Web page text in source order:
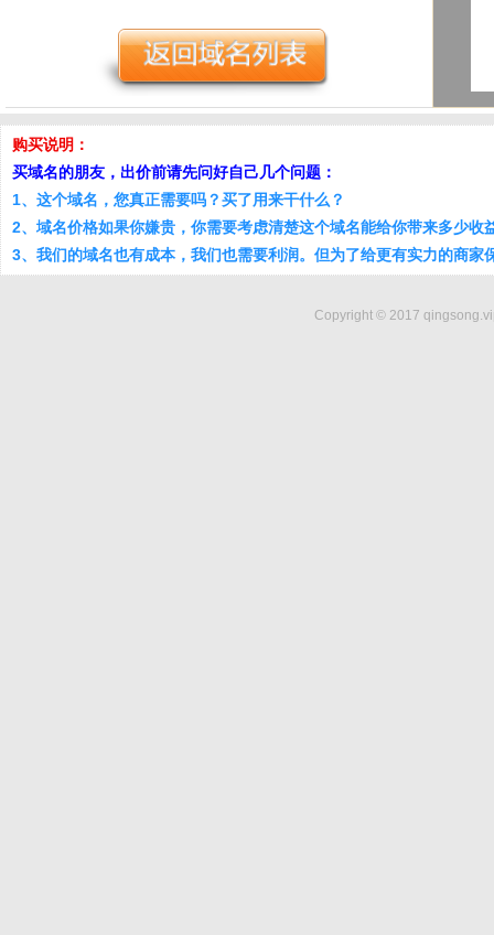
购买说明：
买域名的朋友，出价前请先问好自己几个问题：
1、这个域名，您真正需要吗？买了用来干什么？
2、域名价格如果你嫌贵，你需要考虑清楚这个域名能给你带来多少收
3、我们的域名也有成本，我们也需要利润。但为了给更有实力的商家
Copyright © 2017